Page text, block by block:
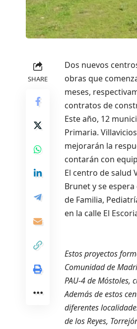
SHARE
Dos nuevos
obras que
meses,
contratos de
Este año, 12
Primaria.
mejorarán la
contarán con
El centro de salud
Brunet y se
de Familia,
en la calle El
Estos proyectos
Comunidad de
PAU-4 de Móstoles,
Además de estos
diferentes
de los Reyes,